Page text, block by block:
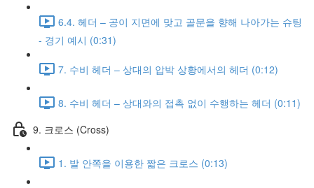
6.4. 헤더 – 공이 지면에 맞고 골문을 향해 나아가는 슈팅
- 경기 예시 (0:31)
7. 수비 헤더 – 상대의 압박 상황에서의 헤더 (0:12)
8. 수비 헤더 – 상대와의 접촉 없이 수행하는 헤더 (0:11)
9. 크로스 (Cross)
1. 발 안쪽을 이용한 짧은 크로스 (0:13)